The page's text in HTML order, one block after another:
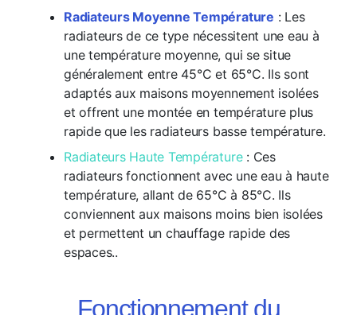
Radiateurs Moyenne Température : Les
radiateurs de ce type nécessitent une eau à
une température moyenne, qui se situe
généralement entre 45°C et 65°C. Ils sont
adaptés aux maisons moyennement isolées
et offrent une montée en température plus
rapide que les radiateurs basse température.
Radiateurs Haute Température: Ces
radiateurs fonctionnent avec une eau à haute
température, allant de 65°C à 85°C. Ils
conviennent aux maisons moins bien isolées
et permettent un chauffage rapide des
espaces..
Fonctionnement du